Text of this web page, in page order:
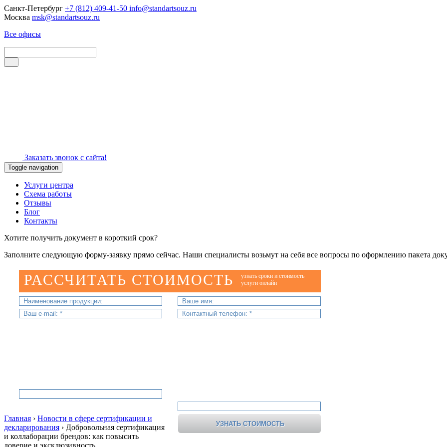
Санкт-Петербург +7 (812) 409-41-50 info@standartsouz.ru
Москва msk@standartsouz.ru
Все офисы
Заказать звонок с сайта!
Toggle navigation
Услуги центра
Схема работы
Отзывы
Блог
Контакты
Хотите получить документ в короткий срок?
Заполните следующую форму-заявку прямо сейчас. Наши специалисты возьмут на себя все вопросы по оформлению пакета
РАССЧИТАТЬ СТОИМОСТЬ
узнать сроки и стоимость
услуги онлайн
Главная › Новости в сфере сертификации и
декларирования › Добровольная сертификация
и коллаборации брендов: как повысить
доверие и эксклюзивность